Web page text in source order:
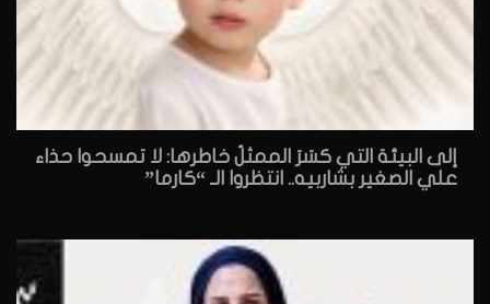
إلى البيئة التي كسَرَ الممثلُ خاطرها: لا تمسحوا حذاء
علي الصغير بشاربيه.. انتظروا الـ “كارما”